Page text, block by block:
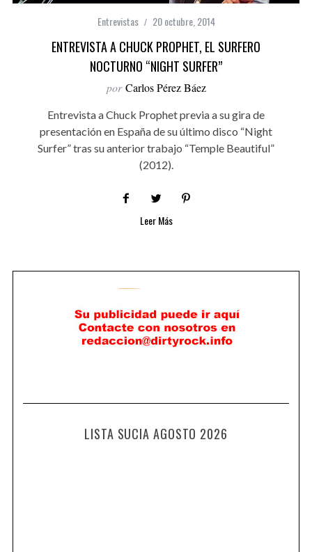
Entrevistas 20 octubre, 2014
ENTREVISTA A CHUCK PROPHET, EL SURFERO
NOCTURNO “NIGHT SURFER”
por Carlos Pérez Báez
Entrevista a Chuck Prophet previa a su gira de
presentación en España de su último disco “Night
Surfer” tras su anterior trabajo “Temple Beautiful”
(2012).
Leer Más
LISTA SUCIA AGOSTO 2026